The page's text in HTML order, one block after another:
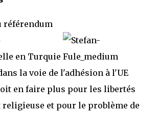
référendum
en Turquie
la voie de l'adhésion à l'UE
en faire plus pour les libertés
religieuse et pour le problème de